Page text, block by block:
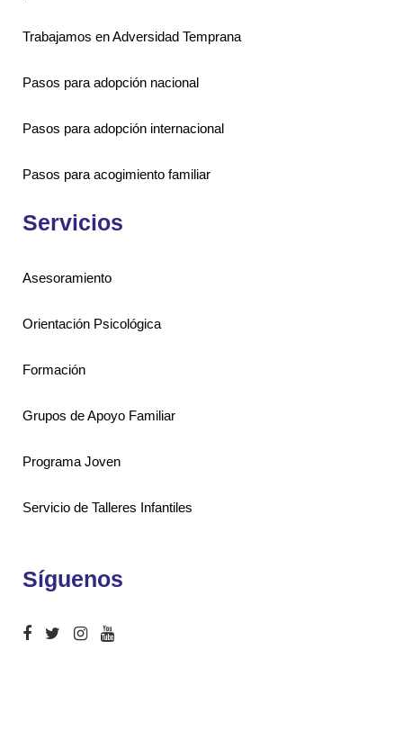
Trabajamos en Adversidad Temprana
Pasos para adopción nacional
Pasos para adopción internacional
Pasos para acogimiento familiar
Servicios
Asesoramiento
Orientación Psicológica
Formación
Grupos de Apoyo Familiar
Programa Joven
Servicio de Talleres Infantiles
Síguenos